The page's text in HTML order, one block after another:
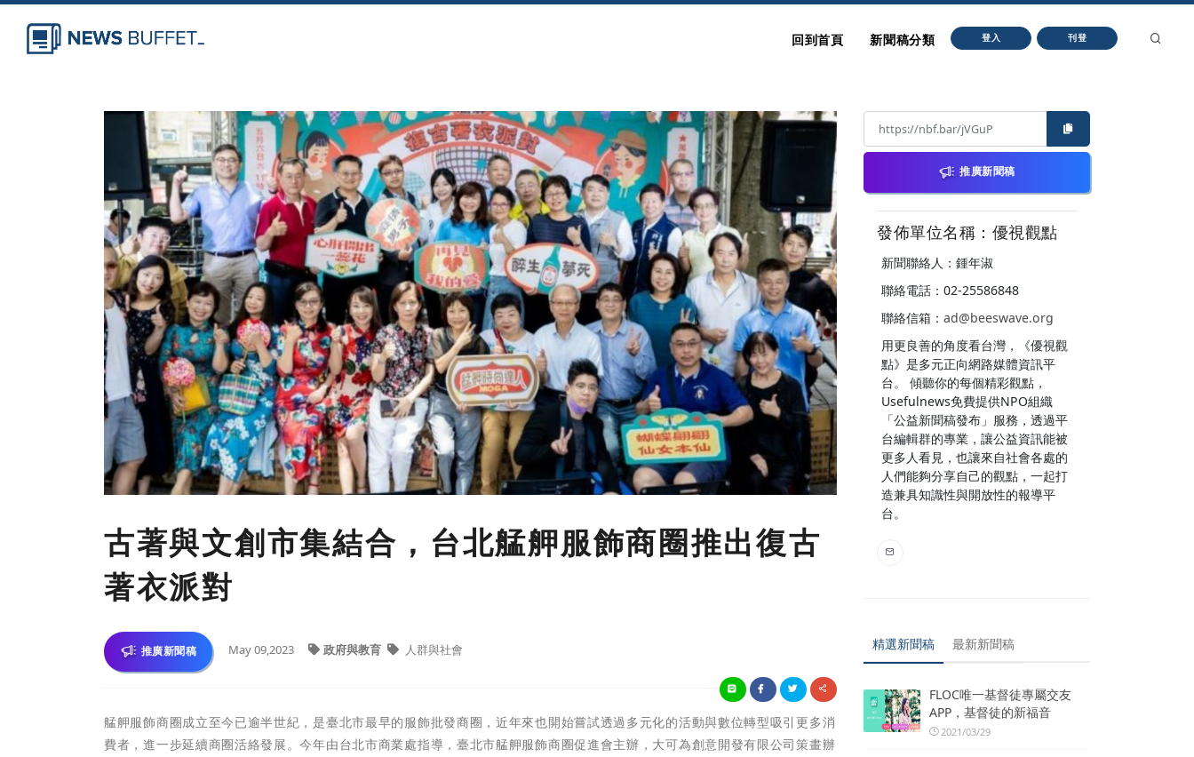
回到首頁 新聞稿分類 登入 刊登
古著與文創市集結合，台北艋舺服飾商圈推出復古
著衣派對
推廣新聞稿 May 09,2023 政府與教育 人群與社會
艋舺服飾商圈成立至今已逾半世紀，是臺北市最早的服飾批發商圈，近年來也開始嘗試透過多元化的活動與數位轉型吸引更多消
費者，進一步延續商圈活絡發展。今年由台北市商業處指導，臺北市艋舺服飾商圈促進會主辦，大可為創意開發有限公司策畫辦
推廣新聞稿
發佈單位名稱：優視觀點
新聞聯絡人：鍾年淑
聯絡電話：02-25586848
聯絡信箱： ad@beeswave.org
用更良善的角度看台灣，《優視觀
點》是多元正向網路媒體資訊平
台。 傾聽你的每個精彩觀點，
Usefulnews免費提供NPO組織
「公益新聞稿發布」服務，透過平
台編輯群的專業，讓公益資訊能被
更多人看見，也讓來自社會各處的
人們能夠分享自己的觀點，一起打
造兼具知識性與開放性的報導平
台。
精選新聞稿 最新新聞稿
FLOC唯一基督徒專屬交友
APP，基督徒的新福音
2021/03/29